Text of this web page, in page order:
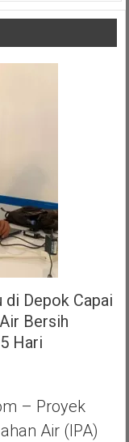
di Depok Capai
Bersih
Hari
– Proyek
Air (IPA)